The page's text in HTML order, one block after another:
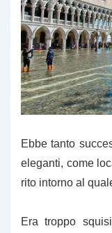
Ebbe tanto
eleganti, come
rito intorno al
Era troppo